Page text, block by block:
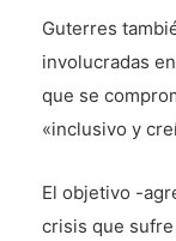
Guterres
involucradas
que se
«inclusivo y
El objetivo -
crisis que